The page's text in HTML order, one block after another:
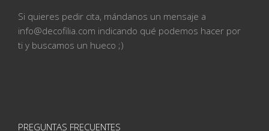
Si quieres pedir cita, mándanos un mensaje a
info@decofilia.com indicando qué podemos hacer por
ti y buscamos un hueco ;)
PREGUNTAS FRECUENTES